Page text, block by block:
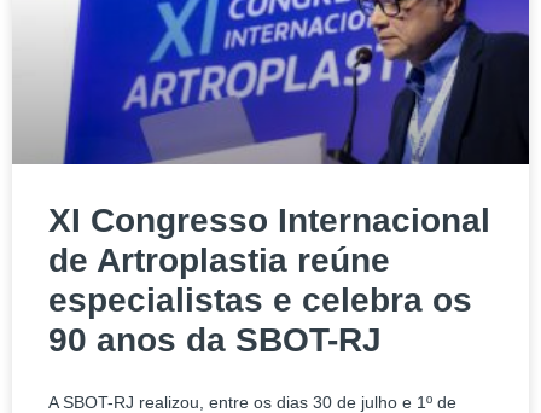
XI Congresso Internacional
de Artroplastia reúne
especialistas e celebra os
90 anos da SBOT-RJ
A SBOT-RJ realizou, entre os dias 30 de julho e 1º de